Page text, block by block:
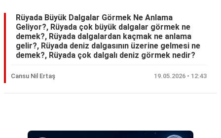
Düğün
Erkek
Eski
Eş
Gelin
Kardeş
Rüyada Büyük Dalgalar Görmek Ne Anlama
Geliyor?, Rüyada çok büyük dalgalar görmek ne
demek?, Rüyada dalgalardan kaçmak ne anlama
gelir?, Rüyada deniz dalgasının üzerine gelmesi ne
demek?, Rüyada çok dalgalı deniz görmek nedir?
Cansu Nil Ertaş 19.05.2026 • 12:43